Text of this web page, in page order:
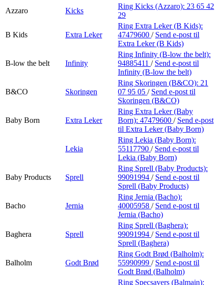
Azzaro
Kicks
Ring Kicks (Azzaro): 23 65 42
29
B Kids Extra Leker
Ring Extra Leker (B Kids):
47479600 / Send e-post til
Extra Leker (B Kids)
B-low the belt Infinity
Ring Infinity (B-low the belt):
94885411 / Send e-post til
Infinity (B-low the belt)
B&CO Skoringen
Ring Skoringen (B&CO): 21
07 95 05 / Send e-post til
Skoringen (B&CO)
Baby Born Extra Leker
Ring Extra Leker (Baby
Born): 47479600 / Send e-post
til Extra Leker (Baby Born)
Lekia
Ring Lekia (Baby Born):
55117790 / Send e-post til
Lekia (Baby Born)
Baby Products Sprell
Ring Sprell (Baby Products):
99091994 / Send e-post til
Sprell (Baby Products)
Bacho Jernia
Ring Jernia (Bacho):
40005958 / Send e-post til
Jernia (Bacho)
Baghera Sprell
Ring Sprell (Baghera):
99091994 / Send e-post til
Sprell (Baghera)
Balholm Godt Brød
Ring Godt Brød (Balholm):
55990999 / Send e-post til
Godt Brød (Balholm)
Ring Specsavers (Balmain):